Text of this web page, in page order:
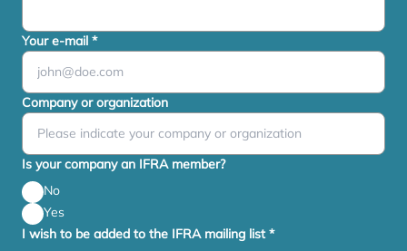
Your e-mail *
Company or organization
Is your company an IFRA member?
No
Yes
I wish to be added to the IFRA mailing list*